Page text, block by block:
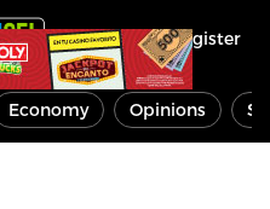
Register
Economy Opinions